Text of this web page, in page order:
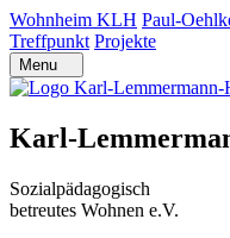
Wohnheim KLH Paul-
Treffpunkt Projekte
Menu
Karl-
Sozialpädagogisch
betreutes Wohnen e.V.